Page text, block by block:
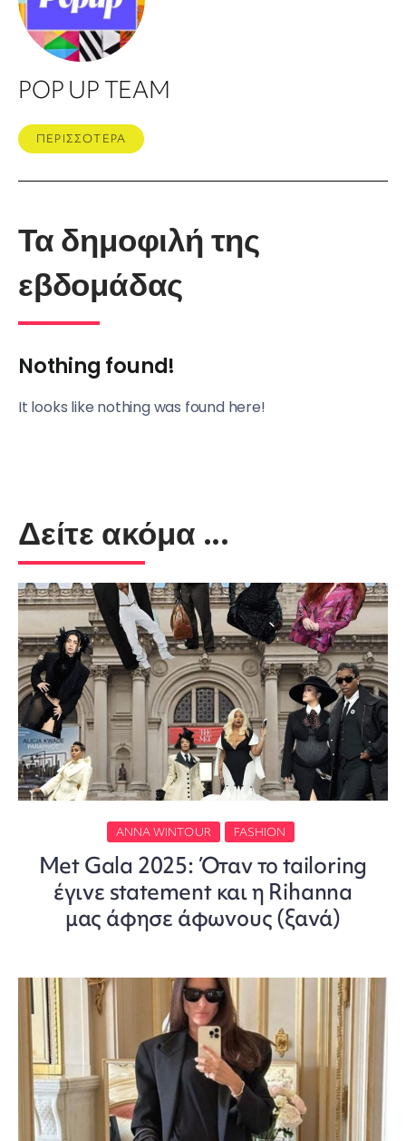
POP UP TEAM
ΠΕΡΙΣΣΟΤΕΡΑ
Τα δημοφιλή της
εβδομάδας
Nothing found!
It looks like nothing was found here!
Δείτε ακόμα ...
ANNA WINTOUR FASHION
Met Gala 2025: Όταν το tailoring
έγινε statement και η Rihanna
μας άφησε άφωνους (ξανά)